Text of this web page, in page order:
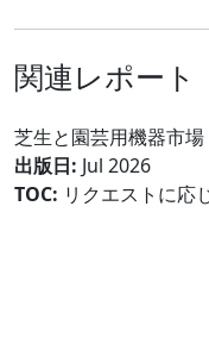
関連レポート
芝生と園芸用機器市場
出版日: Jul 2026
TOC: リクエストに応